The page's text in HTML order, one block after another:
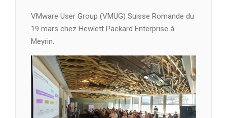
VMware User Group (VMUG) Suisse Romande du
19 mars chez Hewlett Packard Enterprise à
Meyrin.